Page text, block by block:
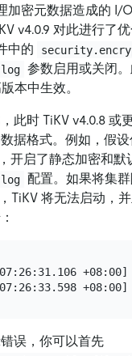
加密元数据造成的 I/
v4.0.9 对此进行了
中的
参数启用或关闭
本中生效。
此时 TiKV v4.0.8 或
据格式。例如，假
开启了静态加密和默
配置。如果将集
TiKV 将无法启动，
07:26:31.106
误，你可以首先